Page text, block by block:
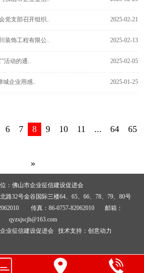
党支部召开组织.. 2025-02-21
装饰工程有限公.. 2025-02-13
活动的通.. 2025-02-05
城企业用感.. 2025-01-25
6 7 8 9 10 11 ... 64 65
»
：佛山市企业征信建设促进会
路32号金谷国际三楼64、65、66、78、79、80号
传真：86-0757-82062010 邮箱：
qyzxjscjh@163.com
业征信建设促进会 技术支持： 创意动力